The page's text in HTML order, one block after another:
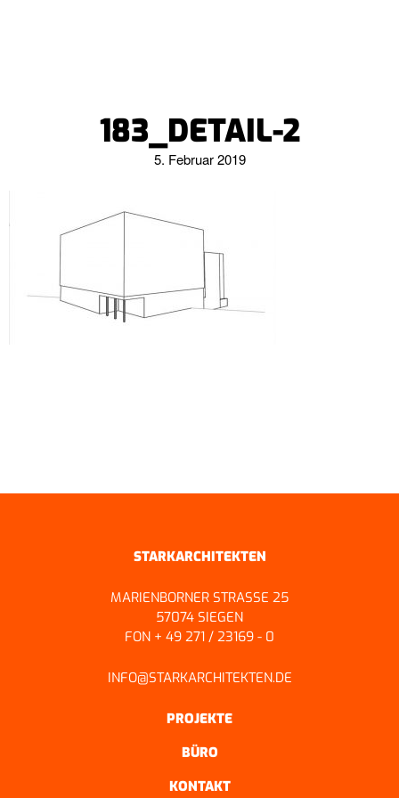
183_DETAIL-2
5. Februar 2019
STARKARCHITEKTEN
MARIENBORNER STRASSE 25
57074 SIEGEN
FON + 49 271 / 23169 - 0
INFO@STARKARCHITEKTEN.DE
PROJEKTE
BÜRO
KONTAKT